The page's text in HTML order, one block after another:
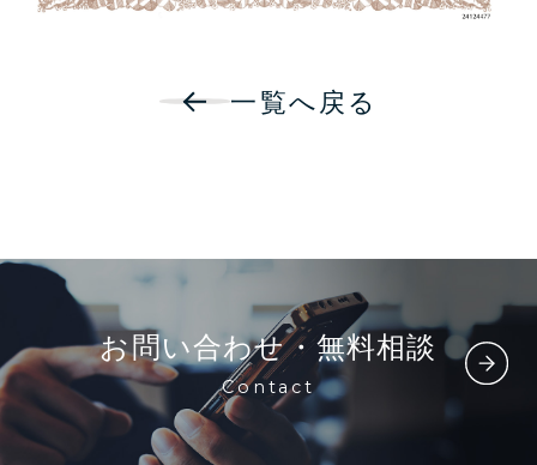
一覧へ戻る
お問い合わせ・無料相談
Contact